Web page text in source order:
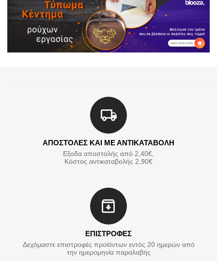
ΑΠΟΣΤΟΛΕΣ ΚΑΙ ΜΕ ΑΝΤΙΚΑΤΑΒΟΛΗ
Εξοδα αποστολής από 2,40€,
Κόστος αντικαταβολής 2,90€
ΕΠΙΣΤΡΟΦΕΣ
Δεχόμαστε επιστροφές προϊόντων εντός 20 ημερών από
την ημερομηνία παραλαβής